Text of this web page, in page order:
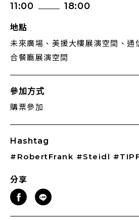
11:00 18:00
地點
未來廣場、美援大樓展演空間、通
合餐廳展演空間
參加方式
購票參加
Hashtag
#RobertFrank #Steidl
分享